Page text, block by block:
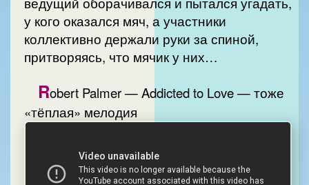
у кого оказался мяч, а участники
коллективно держали руки за спиной,
притворяясь, что мячик у них…
Robert Palmer — Addicted to Love — тоже
«тёплая» мелодия